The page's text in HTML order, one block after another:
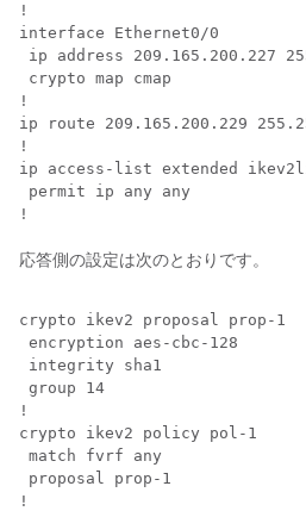
!
interface Ethernet0/0
ip address 209.165.200.227
crypto map cmap
!
ip route 209.165.200.229
!
ip access-list extended
permit ip any any
応答側の設定は次のとおりです。
crypto ikev2 proposal prop-1
encryption aes-cbc-128
integrity sha1
group 14
!
crypto ikev2 policy pol-1
match fvrf any
proposal prop-1
!